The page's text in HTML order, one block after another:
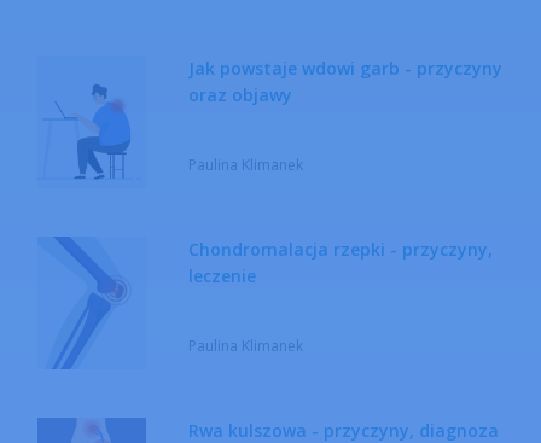
Jak powstaje wdowi garb - przyczyny
oraz objawy
Paulina Klimanek
Chondromalacja rzepki - przyczyny,
leczenie
Paulina Klimanek
Rwa kulszowa - przyczyny, diagnoza